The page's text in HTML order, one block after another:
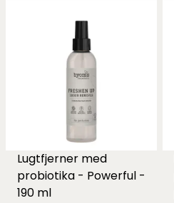
Lugtfjerner med
probiotika - Powerful -
190 ml